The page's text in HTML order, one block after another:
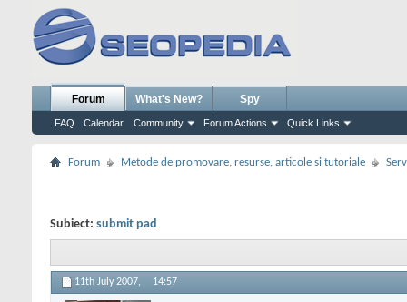
Forum
FAQ Calendar Community Forum Actions Quick Links
What's New? Spy
Forum Metode de promovare, resurse, articole si tutoriale
Subiect: submit pad
11th July 2007, 14:57